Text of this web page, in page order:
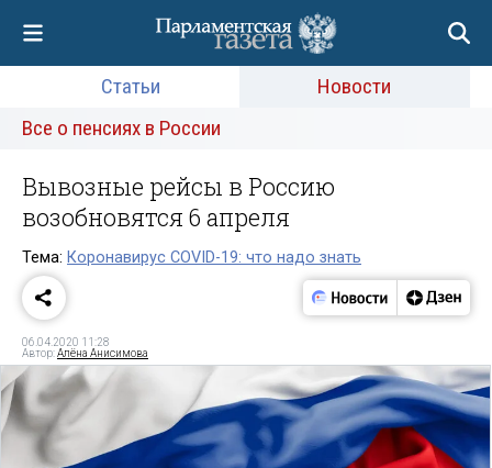
Статьи
Новости
Все о пенсиях в России
Вывозные рейсы в Россию
возобновятся 6 апреля
Тема: Коронавирус COVID-19: что надо знать
06.04.2020 11:28
Автор:Алёна Анисимова